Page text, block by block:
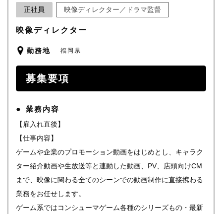
正社員 映像ディレクター／ドラマ監督
映像ディレクター
勤務地 福岡県
募集要項
業務内容
【雇入れ直後】
【仕事内容】
ゲームや企業のプロモーション動画をはじめとし、キャラク
ター紹介動画や生放送等と連動した動画、PV、店頭向けCM
まで、映像に関わる全てのシーンでの動画制作に直接携わる
業務をお任せします。
ゲーム系ではコンシューマゲーム各種のシリーズもの・最新